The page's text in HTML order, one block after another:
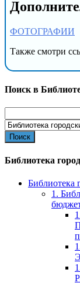
ФОТОГРАФИИ
Также смотри
Поиск в
for:
Библиотека
Библиотека
1.